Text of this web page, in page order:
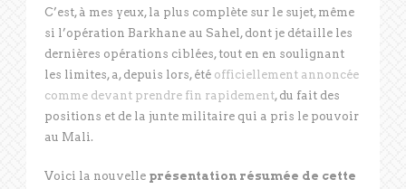
C’est, à mes yeux, la plus complète sur le sujet, même
si l’opération Barkhane au Sahel, dont je détaille les
dernières opérations ciblées, tout en en soulignant
les limites, a, depuis lors, été officiellement annoncée
comme devant prendre fin rapidement, du fait des
positions et de la junte militaire qui a pris le pouvoir
au Mali.
Voici la nouvelle présentation résumée de cette